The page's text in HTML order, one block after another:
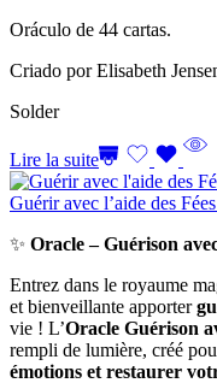
Oráculo de 44 cartas.
Criado por Elisabeth
Solder
Lire la suite
Guérir avec l’aide des Fées
✨ Oracle – Guérison
Entrez dans le royaume
et bienveillante apporter
vie ! L’Oracle Guérison
rempli de lumière, créé
émotions et restaurer